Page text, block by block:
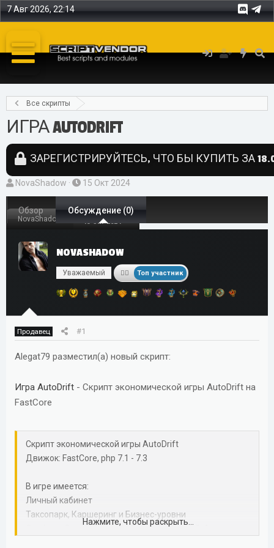
7 Авг 2026, 22:14
Все скрипты
ИГРА AUTODRIFT
ЗАРЕГИСТРИРУЙТЕСЬ, ЧТО БЫ КУПИТЬ ЗА
А
в
т
о
т
е
NovaShadow
Д
а
т
а
а
ч
а
л
15 Окт 2024
Обзор Обсуждение (0)
NovaShadow 15 Окт 2024
NOVASHADOW
Уважаемый Топ участник
Продавец #1
Alegat79 разместил(а) новый скрипт:
Игра AutoDrift - Скрипт экономической игры AutoDrift на
FastCore
Скрипт экономической игры AutoDrift
Движок: FastCore, php 7.1 - 7.3
В игре имеется:
Личный кабинет
Таксопарк, Каршеринг и Бизнес-уровни
Серфинг, 3 вида бонусов, Последний герой, Акции
Нажмите, чтобы раскрыть...